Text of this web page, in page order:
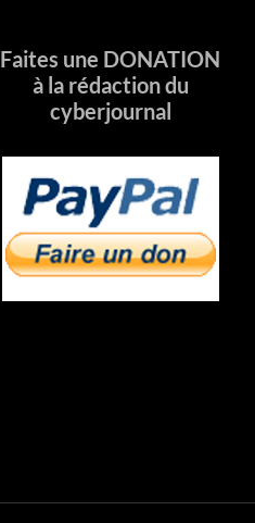
Faites une DONATION
à la rédaction du
cyberjournal